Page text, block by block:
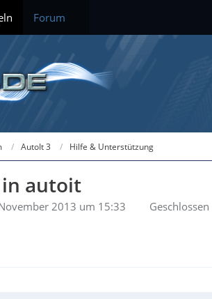
Forum
AutoIt 3 Hilfe & Unterstützung
autoit
2013 um 15:33 Geschlossen